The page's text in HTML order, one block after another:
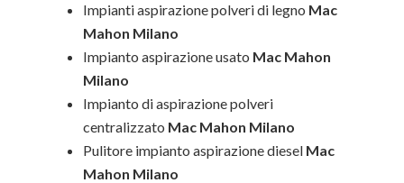
Impianti aspirazione polveri di legno Mac
Mahon Milano
Impianto aspirazione usato Mac Mahon
Milano
Impianto di aspirazione polveri
centralizzato Mac Mahon Milano
Pulitore impianto aspirazione diesel Mac
Mahon Milano